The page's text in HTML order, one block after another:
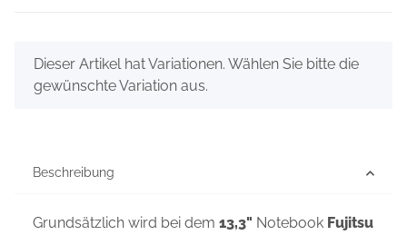
x
Dieser Artikel hat Variationen. Wählen Sie bitte die
gewünschte Variation aus.
Beschreibung
Grundsätzlich wird bei dem 13,3" Notebook Fujitsu